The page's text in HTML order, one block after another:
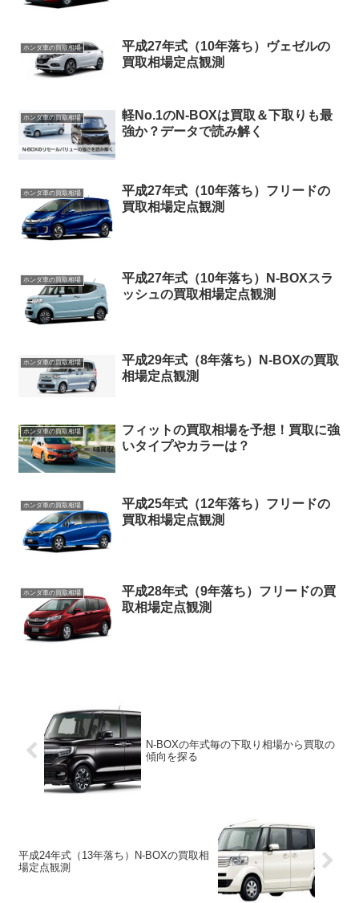
ホンダ車の買取相場
平成27年式（10年落ち）ヴェゼルの
買取相場定点観測
ホンダ車の買取相場
軽No.1のN-BOXは買取＆下取りも最
強か？データで読み解く
ホンダ車の買取相場
平成27年式（10年落ち）フリードの
買取相場定点観測
ホンダ車の買取相場
平成27年式（10年落ち）N-BOXスラ
ッシュの買取相場定点観測
ホンダ車の買取相場
平成29年式（8年落ち）N-BOXの買取
相場定点観測
ホンダ車の買取相場
フィットの買取相場を予想！買取に強
いタイプやカラーは？
ホンダ車の買取相場
平成25年式（12年落ち）フリードの
買取相場定点観測
ホンダ車の買取相場
平成28年式（9年落ち）フリードの買
取相場定点観測
N-BOXの年式毎の下取り相場から買取の
傾向を探る
平成24年式（13年落ち）N-BOXの買取相
場定点観測